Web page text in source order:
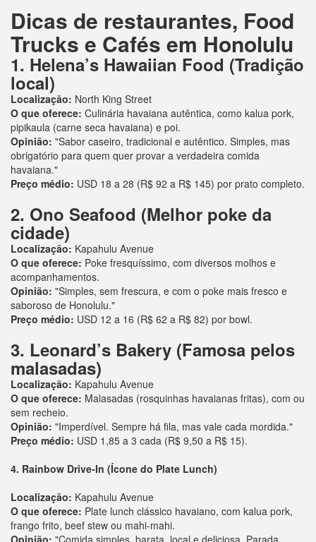
Dicas de restaurantes, Food
Trucks e Cafés em Honolulu
1. Helena’s Hawaiian Food (Tradição
local)
Localização: North King Street
O que oferece: Culinária havaiana autêntica, como kalua pork,
pipikaula (carne seca havaiana) e poi.
Opinião: "Sabor caseiro, tradicional e autêntico. Simples, mas
obrigatório para quem quer provar a verdadeira comida
havaiana."
Preço médio: USD 18 a 28 (R$ 92 a R$ 145) por prato completo.
2. Ono Seafood (Melhor poke da
cidade)
Localização: Kapahulu Avenue
O que oferece: Poke fresquíssimo, com diversos molhos e
acompanhamentos.
Opinião: "Simples, sem frescura, e com o poke mais fresco e
saboroso de Honolulu."
Preço médio: USD 12 a 16 (R$ 62 a R$ 82) por bowl.
3. Leonard’s Bakery (Famosa pelos
malasadas)
Localização: Kapahulu Avenue
O que oferece: Malasadas (rosquinhas havaianas fritas), com ou
sem recheio.
Opinião: "Imperdível. Sempre há fila, mas vale cada mordida."
Preço médio: USD 1,85 a 3 cada (R$ 9,50 a R$ 15).
4. Rainbow Drive-In (Ícone do Plate Lunch)
Localização: Kapahulu Avenue
O que oferece: Plate lunch clássico havaiano, com kalua pork,
frango frito, beef stew ou mahi-mahi.